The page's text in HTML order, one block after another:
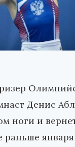
Денис
ноги и
раньше